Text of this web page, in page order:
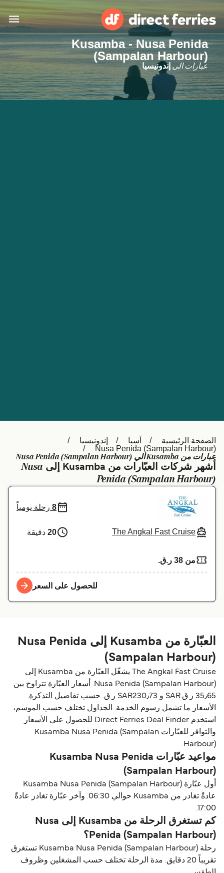
البلدان
تذاكر العبّارة
België (NL)
Ελλάδα
Belgique (FR)
Polska
Deutschland
Schweiz (DE)
Norge
Indonesia
Maroc (FR)
Kusamba - Nusa Penida
(Sampalan Harbour)
عبارات الى إندونيسيا
الصفحة الرئيسية آسيا
إندونيسيا
Nusa Penida (Sampalan Harbour)
عبارات من Kusamba الي Nusa Penida (Sampalan Harbour)
أشهر شركات العبّارات من Kusamba إلى
Nusa
Penida (Sampalan Harbour)
The Angkal Fast Cruise
8 رحلة يومياً
20 دقيقة
من 38 ر.ق.‏
للحصول على السعر
العبّارة من Kusamba إلى Nusa Penida
(Sampalan Harbour)
The Angkal Fast Cruise يشغّل العبّارة من Kusamba إلى
Nusa Penida (Sampalan Harbour). أسعار العبّارة تتراوح بين
35٫65 ر.ق.‏SAR و SAR230٫73 ر.ق.‏ حسب تفاصيل التذكرة.
الأسعار ما تشمل رسوم الخدمة. الجداول تختلف حسب الموسم،
استخدم Direct Ferries Deal Finder للحصول على الأسعار
والتوافر للعبّارات Kusamba Nusa Penida (Sampalan
Harbour).
مواعيد عبّارات Kusamba Nusa Penida
(Sampalan Harbour)
أول عبّارة Kusamba Nusa Penida (Sampalan Harbour)
عادةً تغادر من Kusamba حوالي 06:30. وآخر عبّارة تغادر عادةً
17:00.
كم تستغرق الرحلة من Kusamba إلى Nusa
Penida (Sampalan Harbour)؟
رحلة Kusamba Nusa Penida (Sampalan Harbour) تستغرق
تقريباً 20 دقايق. مدة الرحلة تختلف حسب المشغلين وظروف